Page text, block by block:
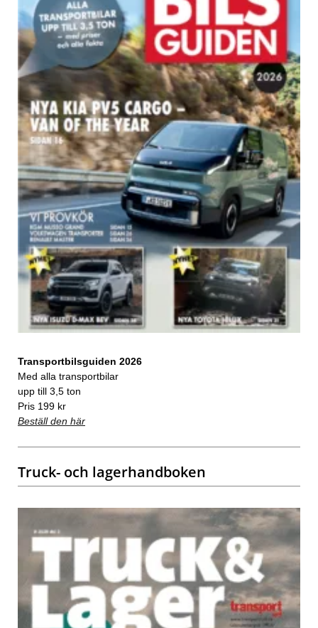
Transportbilsguiden 2026
Med alla transportbilar
upp till 3,5 ton
Pris 199 kr
Beställ den här
Truck- och lagerhandboken